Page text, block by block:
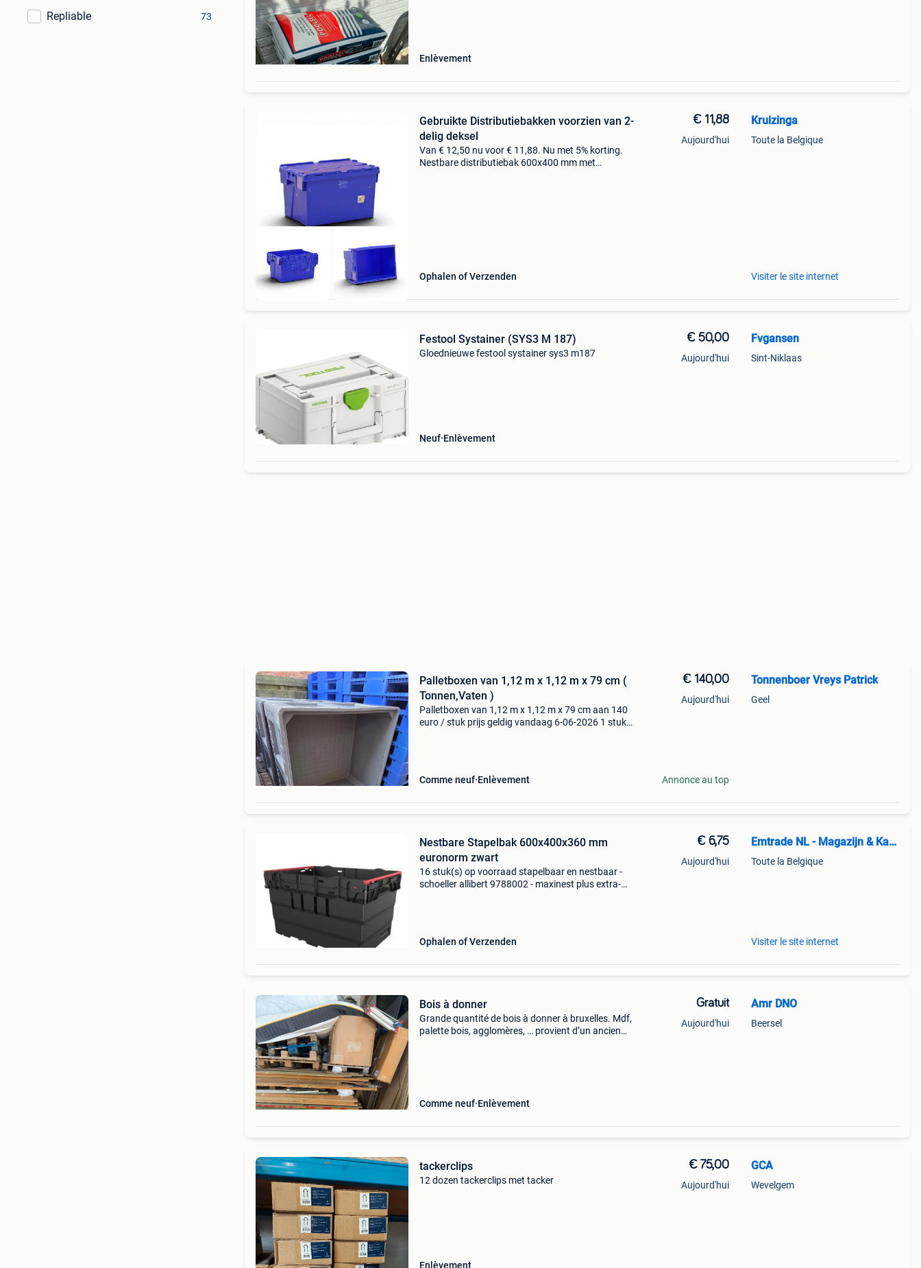
Repliable
73
Enlèvement
Gebruikte Distributiebakken voorzien van 2-
delig deksel
Van € 12,50 nu voor € 11,88. Nu met 5% korting.
Nestbare distributiebak 600x400 mm met
Ophalen of Verzenden
€ 11,88
Aujourd'hui
Kruizinga
Toute la Belgique
Visiter le site internet
Festool Systainer (SYS3 M 187)
Gloednieuwe festool systainer sys3 m187
Neuf Enlèvement
€ 50,00
Aujourd'hui
Fvgansen
Sint-Niklaas
Palletboxen van 1,12 m x 1,12 m x 79 cm (
Tonnen,Vaten )
Palletboxen van 1,12 m x 1,12 m x 79 cm aan 140
euro / stuk prijs geldig vandaag 6-06-2026 1 stuks
Comme neuf Enlèvement
€ 140,00
Aujourd'hui
Annonce au top
Tonnenboer Vreys Patrick
Geel
Nestbare Stapelbak 600x400x360 mm
euronorm zwart
16 stuk(s) op voorraad stapelbaar en nestbaar -
schoeller allibert 9788002 - maxinest plus extra-
Ophalen of Verzenden
€ 6,75
Aujourd'hui
Emtrade NL - Magazijn & Kantoor
Toute la Belgique
Visiter le site internet
Bois à donner
Grande quantité de bois à donner à bruxelles. Mdf,
palette bois, agglomères, … provient d’un ancien
Comme neuf Enlèvement
Gratuit
Aujourd'hui
Amr DNO
Beersel
tackerclips
12 dozen tackerclips met tacker
Enlèvement
€ 75,00
Aujourd'hui
GCA
Wevelgem